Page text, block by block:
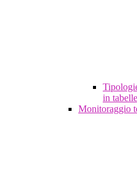
in
Monitoraggio